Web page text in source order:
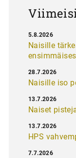
Naisille
5.8.2026
Naisille iso
28.7.2026
Naiset
13.7.2026
HPS
13.7.2026
7.7.2026